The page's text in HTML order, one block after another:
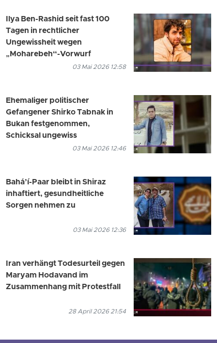
Ilya Ben-Rashid seit fast 100
Tagen in rechtlicher
Ungewissheit wegen
„Moharebeh“-Vorwurf
03 Mai 2026 12:58
Ehemaliger politischer
Gefangener Shirko Tabnak in
Bukan festgenommen,
Schicksal ungewiss
03 Mai 2026 12:46
Bahá’í-Paar bleibt in Shiraz
inhaftiert, gesundheitliche
Sorgen nehmen zu
03 Mai 2026 12:36
Iran verhängt Todesurteil gegen
Maryam Hodavand im
Zusammenhang mit Protestfall
28 April 2026 21:54